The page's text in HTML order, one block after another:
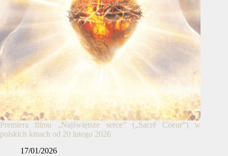
Premiera filmu „Najświętsze serce” („Sacré Coeur”) w
polskich kinach od 20 lutego 2026
17/01/2026